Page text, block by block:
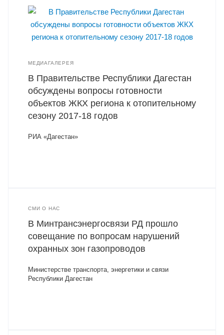
МЕДИАГАЛЕРЕЯ
В Правительстве Республики Дагестан
обсуждены вопросы готовности
объектов ЖКХ региона к отопительному
сезону 2017-18 годов
РИА «Дагестан»
СМИ О НАС
В Минтрансэнергосвязи РД прошло
совещание по вопросам нарушений
охранных зон газопроводов
Министерстве транспорта, энергетики и связи
Республики Дагестан